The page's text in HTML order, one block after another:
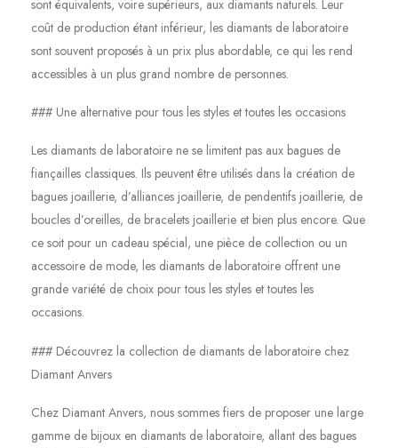
sont équivalents, voire supérieurs, aux diamants naturels. Leur
coût de production étant inférieur, les diamants de laboratoire
sont souvent proposés à un prix plus abordable, ce qui les rend
accessibles à un plus grand nombre de personnes.
### Une alternative pour tous les styles et toutes les occasions
Les diamants de laboratoire ne se limitent pas aux bagues de
fiançailles classiques. Ils peuvent être utilisés dans la création de
bagues joaillerie, d’alliances joaillerie, de pendentifs joaillerie, de
boucles d’oreilles, de bracelets joaillerie et bien plus encore. Que
ce soit pour un cadeau spécial, une pièce de collection ou un
accessoire de mode, les diamants de laboratoire offrent une
grande variété de choix pour tous les styles et toutes les
occasions.
### Découvrez la collection de diamants de laboratoire chez
Diamant Anvers
Chez Diamant Anvers, nous sommes fiers de proposer une large
gamme de bijoux en diamants de laboratoire, allant des bagues